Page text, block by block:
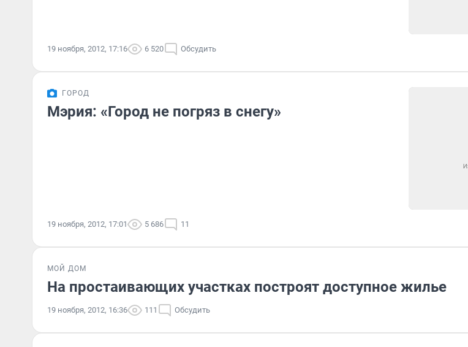
19 ноября, 2012, 17:16 6 520 Обсудить
ГОРОД
Мэрия: «Город не погряз в снегу»
19 ноября, 2012, 17:01 5 686 11
МОЙ ДОМ
На простаивающих участках построят доступное жилье
19 ноября, 2012, 16:36 111 Обсудить